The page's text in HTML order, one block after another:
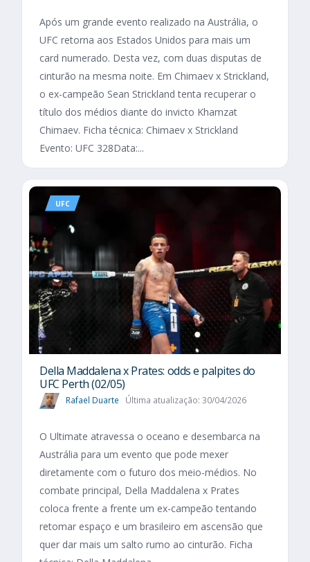
Após um grande evento realizado na Austrália, o
UFC retorna aos Estados Unidos para mais um
card numerado. Desta vez, com duas disputas de
cinturão na mesma noite. Em Chimaev x Strickland,
o ex-campeão Sean Strickland tenta recuperar o
título dos médios diante do invicto Khamzat
Chimaev. Ficha técnica: Chimaev x Strickland
Evento: UFC 328Data:...
UFC
Della Maddalena x Prates: odds e palpites do
UFC Perth (02/05)
Rafael Duarte Última atualização: 30/04/2026
O Ultimate atravessa o oceano e desembarca na
Austrália para um evento que pode mexer
diretamente com o futuro dos meio-médios. No
combate principal, Della Maddalena x Prates
coloca frente a frente um ex-campeão tentando
retomar espaço e um brasileiro em ascensão que
quer dar mais um salto rumo ao cinturão. Ficha